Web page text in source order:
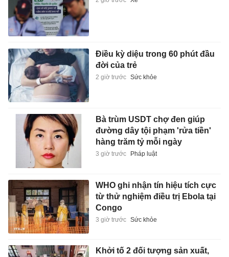
Điều kỳ diệu trong 60 phút đầu
đời của trẻ
2 giờ trước Sức khỏe
Bà trùm USDT chợ đen giúp
đường dây tội phạm 'rửa tiền'
hàng trăm tỷ mỗi ngày
3 giờ trước Pháp luật
WHO ghi nhận tín hiệu tích cực
từ thử nghiệm điều trị Ebola tại
Congo
3 giờ trước Sức khỏe
Khởi tố 2 đối tượng sản xuất,